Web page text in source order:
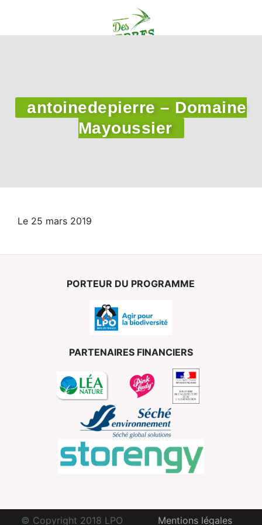
antoinedepierre – Domaine
Mayoussier
Le 25 mars 2019
PORTEUR DU PROGRAMME
PARTENAIRES FINANCIERS
© Copyright 2018 LPO Mentions légales